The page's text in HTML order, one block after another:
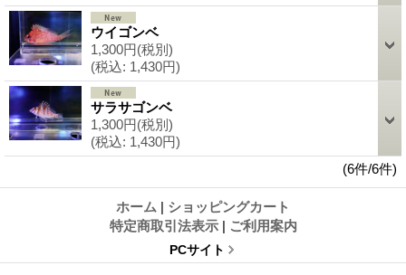
ウイゴンベ
1,300円(税別)
(税込: 1,430円)
サラサゴンベ
1,300円(税別)
(税込: 1,430円)
(6件/6件)
ホーム | ショッピングカート
特定商取引法表示 | ご利用案内
PCサイト